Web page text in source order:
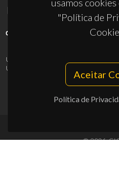
usamos
"Política de
Aceitar
Política de
UID/PRR/50011/2025
UID/PRR2/50011/2025
10.54499/
© 2026,